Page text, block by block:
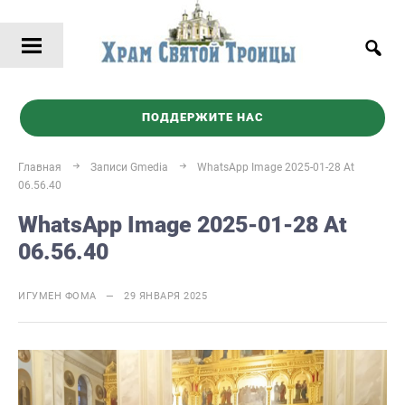
ПОДДЕРЖИТЕ НАС
Главная Записи Gmedia
WhatsApp Image 2025-01-28 At
06.56.40
WhatsApp Image 2025-01-28 At
06.56.40
ИГУМЕН ФОМА — 29 ЯНВАРЯ 2025